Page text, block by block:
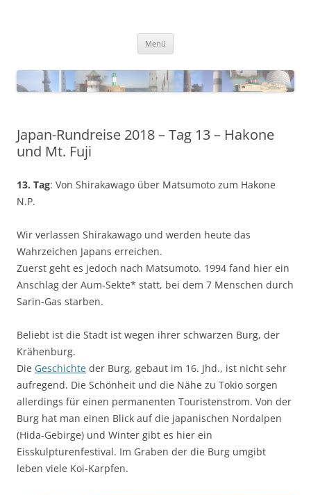
Menü
Japan-Rundreise 2018 – Tag 13 – Hakone
und Mt. Fuji
13. Tag: Von Shirakawago über Matsumoto zum Hakone
N.P.
Wir verlassen Shirakawago und werden heute das
Wahrzeichen Japans erreichen.
Zuerst geht es jedoch nach Matsumoto. 1994 fand hier ein
Anschlag der Aum-Sekte* statt, bei dem 7 Menschen durch
Sarin-Gas starben.
Beliebt ist die Stadt ist wegen ihrer schwarzen Burg, der
Krähenburg.
Die Geschichte der Burg, gebaut im 16. Jhd., ist nicht sehr
aufregend. Die Schönheit und die Nähe zu Tokio sorgen
allerdings für einen permanenten Touristenstrom. Von der
Burg hat man einen Blick auf die japanischen Nordalpen
(Hida-Gebirge) und Winter gibt es hier ein
Eisskulpturenfestival. Im Graben der die Burg umgibt
leben viele Koi-Karpfen.